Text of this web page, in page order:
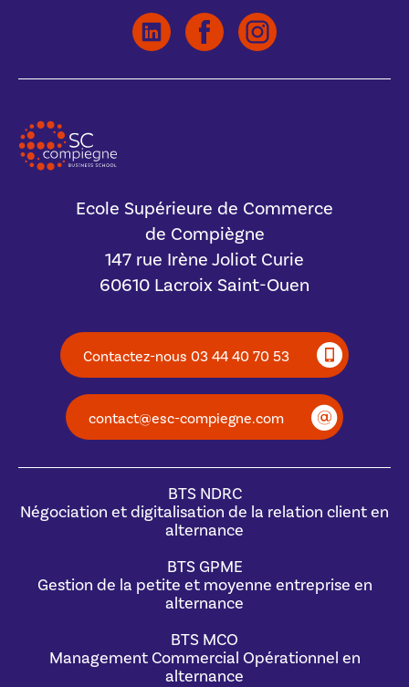
Ecole Supérieure de Commerce
de Compiègne
147 rue Irène Joliot Curie
60610 Lacroix Saint-Ouen
Contactez-nous 03 44 40 70 53
contact@esc-compiegne.com
BTS NDRC
Négociation et digitalisation de la relation client en
alternance
BTS GPME
Gestion de la petite et moyenne entreprise en
alternance
BTS MCO
Management Commercial Opérationnel en
alternance